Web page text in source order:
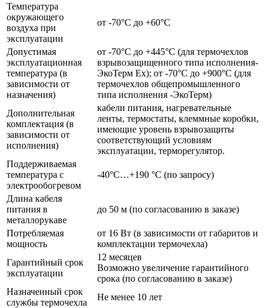
Температура
окружающего
воздуха при
эксплуатации
от -70°С до +60°С
Допустимая
эксплуатационная
температура (в
зависимости от
назначения)
от -70°С до +445°С (для термочехлов
взрывозащищенного типа исполнения-
ЭкоТерм Ех); от -70°С до +900°С (для
термочехлов общепромышленного
типа исполнения -ЭкоТерм)
Дополнительная
комплектация (в
зависимости от
исполнения)
кабели питания, нагревательные
ленты, термостаты, клеммные коробки,
имеющие уровень взрывозащиты
соответствующий условиям
эксплуатации, терморегулятор.
Поддерживаемая
температура с
электрообогревом
-40°С…+190 °С (по запросу)
Длина кабеля
питания в
металлорукаве
до 50 м (по согласованию в заказе)
Потребляемая
мощность
от 16 Вт (в зависимости от габаритов и
комплектации термочехла)
Гарантийный срок
эксплуатации
12 месяцев
Возможно увеличение гарантийного
срока (по согласованию в заказе)
Назначенный срок
службы термочехла
Не менее 10 лет